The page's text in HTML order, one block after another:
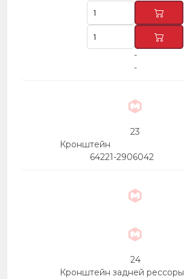
-
-
23
Кронштейн
64221-2906042
24
Кронштейн задней рессоры